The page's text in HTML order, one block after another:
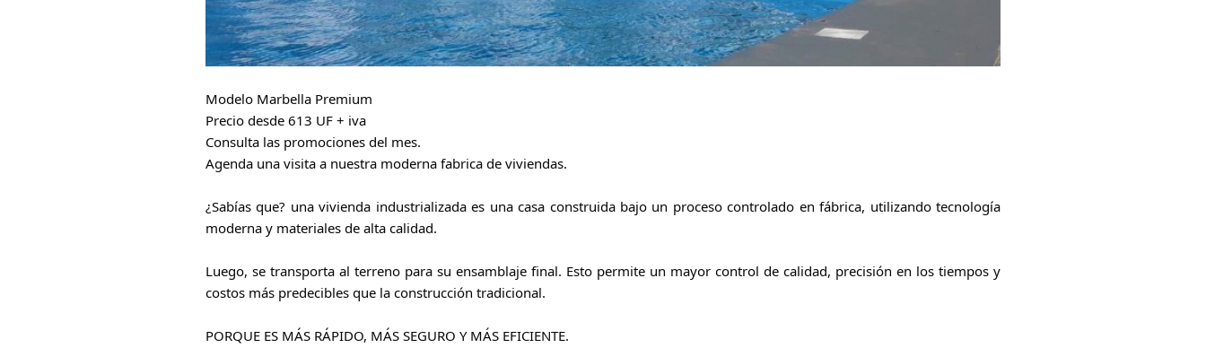
Modelo Marbella Premium
Precio desde 613 UF + iva
Consulta las promociones del mes.
Agenda una visita a nuestra moderna fabrica de viviendas.
¿Sabías que? una vivienda industrializada es una casa construida bajo un proceso controlado en fábrica, utilizando tecnología
moderna y materiales de alta calidad.
Luego, se transporta al terreno para su ensamblaje final. Esto permite un mayor control de calidad, precisión en los tiempos y
costos más predecibles que la construcción tradicional.
PORQUE ES MÁS RÁPIDO, MÁS SEGURO Y MÁS EFICIENTE.